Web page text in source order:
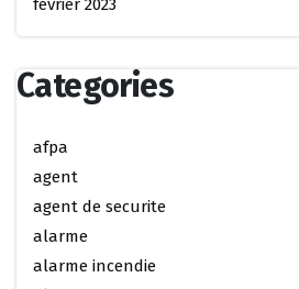
février 2023
Categories
afpa
agent
agent de securite
alarme
alarme incendie